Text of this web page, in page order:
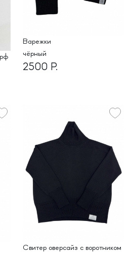
варежки
чёрный
2500 Р.
свитер оверсайз с воротником